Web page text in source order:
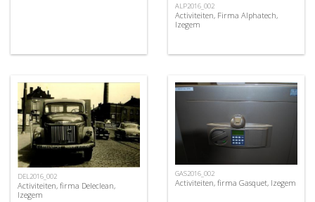
ALP2016_002
Activiteiten, Firma Alphatech,
Izegem
DEL2016_002
Activiteiten, firma Deleclean,
Izegem
GAS2016_002
Activiteiten, firma Gasquet, Izegem